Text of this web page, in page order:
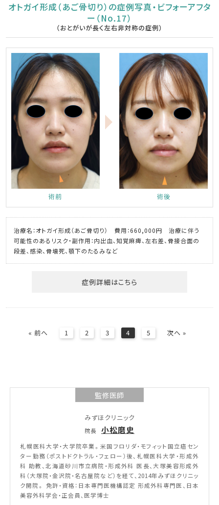
オトガイ形成（あご骨切り）の症例写真・ビフォーアフタ
ー（No.17）
（おとがいが長く左右非対称の症例）
術前 術後
治療名：オトガイ形成（あご骨切り） 費用：660,000円 治療に伴う
可能性のあるリスク・副作用：内出血、知覚麻痺、左右差、骨接合面の
段差、感染、骨壊死、顎下のたるみなど
症例詳細はこちら
« 前へ 1 2 3 4 5 次へ »
監修医師
みずほクリニック
院長 小松磨史
札幌医科大学・大学院卒業。米国フロリダ・モフィット国立癌セン
ター勤務（ポストドクトラル・フェロー）後、札幌医科大学・形成外
科 助教、北海道砂川市立病院・形成外科 医長、大塚美容形成外
科（大塚院・金沢院・名古屋院など）を経て、2014年みずほクリニッ
ク開院。 免許・資格：日本専門医機構認定 形成外科専門医、日本
美容外科学会・正会員、医学博士